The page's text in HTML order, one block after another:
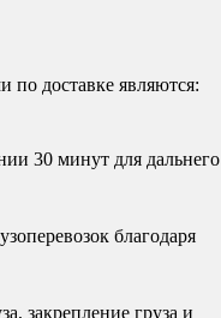
доставке являются:
30 минут для дальнего
благодаря
закрепление груза и